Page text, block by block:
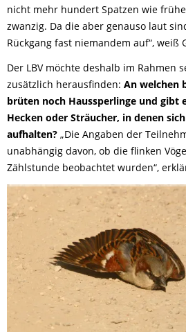
nicht mehr hundert Spatzen wie
zwanzig. Da die aber genauso laut
Rückgang fast niemandem auf“, weiß
Der LBV möchte deshalb im Rahmen
zusätzlich herausfinden: An welchen
brüten noch Haussperlinge und gibt
Hecken oder Sträucher, in denen
aufhalten? „Die Angaben der
unabhängig davon, ob die flinken
Zählstunde beobachtet wurden“,